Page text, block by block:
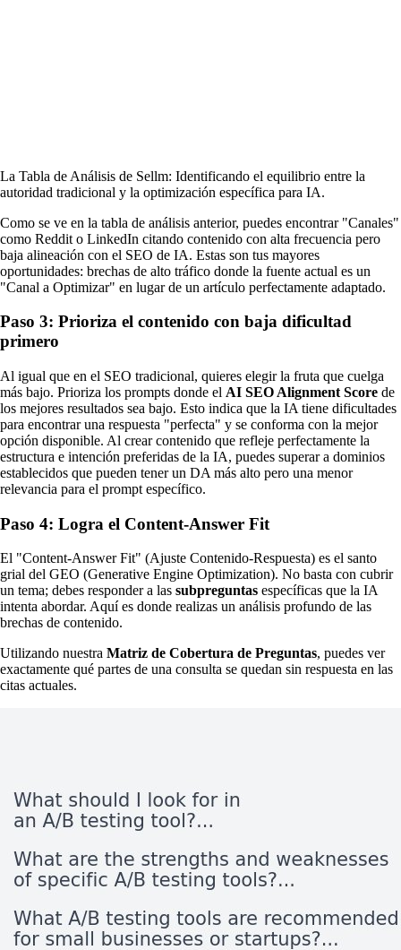
La Tabla de Análisis de Sellm: Identificando el equilibrio entre la
autoridad tradicional y la optimización específica para IA.
Como se ve en la tabla de análisis anterior, puedes encontrar "Canales"
como Reddit o LinkedIn citando contenido con alta frecuencia pero
baja alineación con el SEO de IA. Estas son tus mayores
oportunidades: brechas de alto tráfico donde la fuente actual es un
"Canal a Optimizar" en lugar de un artículo perfectamente adaptado.
Paso 3: Prioriza el contenido con baja dificultad
primero
Al igual que en el SEO tradicional, quieres elegir la fruta que cuelga
más bajo. Prioriza los prompts donde el AI SEO Alignment Score de
los mejores resultados sea bajo. Esto indica que la IA tiene dificultades
para encontrar una respuesta "perfecta" y se conforma con la mejor
opción disponible. Al crear contenido que refleje perfectamente la
estructura e intención preferidas de la IA, puedes superar a dominios
establecidos que pueden tener un DA más alto pero una menor
relevancia para el prompt específico.
Paso 4: Logra el Content-Answer Fit
El "Content-Answer Fit" (Ajuste Contenido-Respuesta) es el santo
grial del GEO (Generative Engine Optimization). No basta con cubrir
un tema; debes responder a las subpreguntas específicas que la IA
intenta abordar. Aquí es donde realizas un análisis profundo de las
brechas de contenido.
Utilizando nuestra Matriz de Cobertura de Preguntas, puedes ver
exactamente qué partes de una consulta se quedan sin respuesta en las
citas actuales.